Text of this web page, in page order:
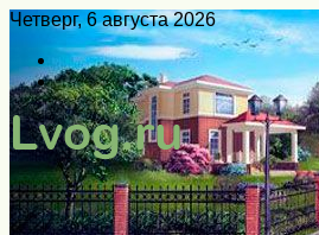
Четверг, 6 августа 2026
Войти
Switch
skin